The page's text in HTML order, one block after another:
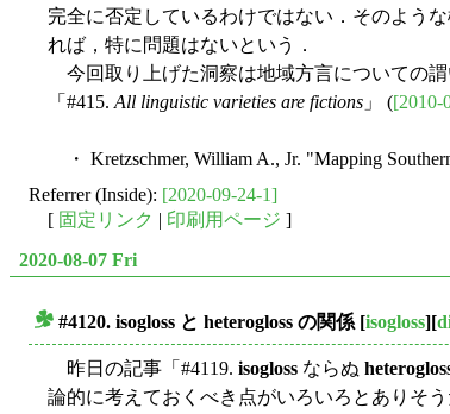
完全に否定しているわけではない．そのよう
れば，特に問題はないという．
今回取り上げた洞察は地域方言についての
「#415. All linguistic varieties are fictions 」 ([2010-
・ Kretzschmer, William A., Jr. "Mapping
Referrer (Inside): [2020-09-24-1]
[ 固定リンク | 印刷用ページ ]
2020-08-07 Fri
#4120. isogloss と heterogloss の関係[isogloss][
昨日の記事「#4119. isogloss ならぬ
論的に考えておくべき点がいろいろとありそう